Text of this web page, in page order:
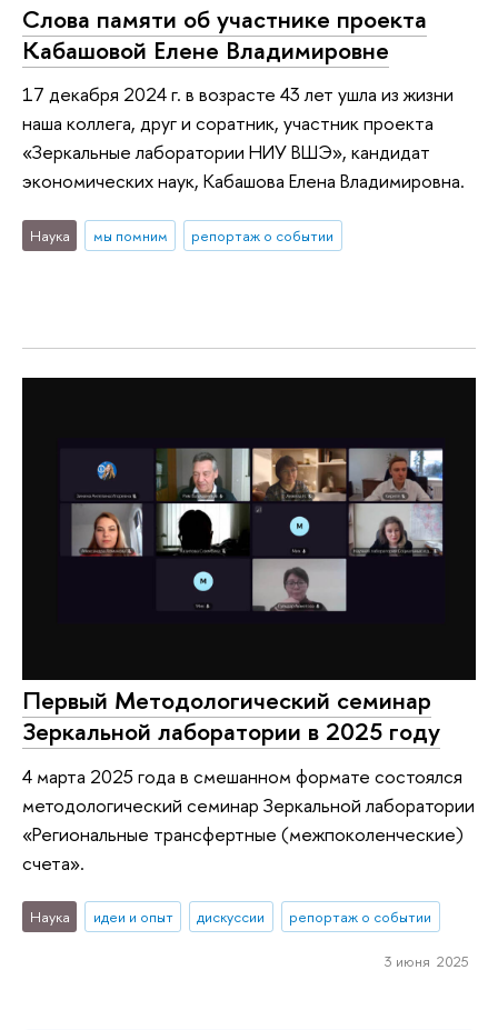
Слова памяти об участнике проекта
Кабашовой Елене Владимировне
17 декабря 2024 г. в возрасте 43 лет ушла из жизни
наша коллега, друг и соратник, участник проекта
«Зеркальные лаборатории НИУ ВШЭ», кандидат
экономических наук, Кабашова Елена Владимировна.
Наука мы помним репортаж о событии
Первый Методологический семинар
Зеркальной лаборатории в 2025 году
4 марта 2025 года в смешанном формате состоялся
методологический семинар Зеркальной лаборатории
«Региональные трансфертные (межпоколенческие)
счета».
Наука идеи и опыт дискуссии репортаж о событии
3 июня 2025